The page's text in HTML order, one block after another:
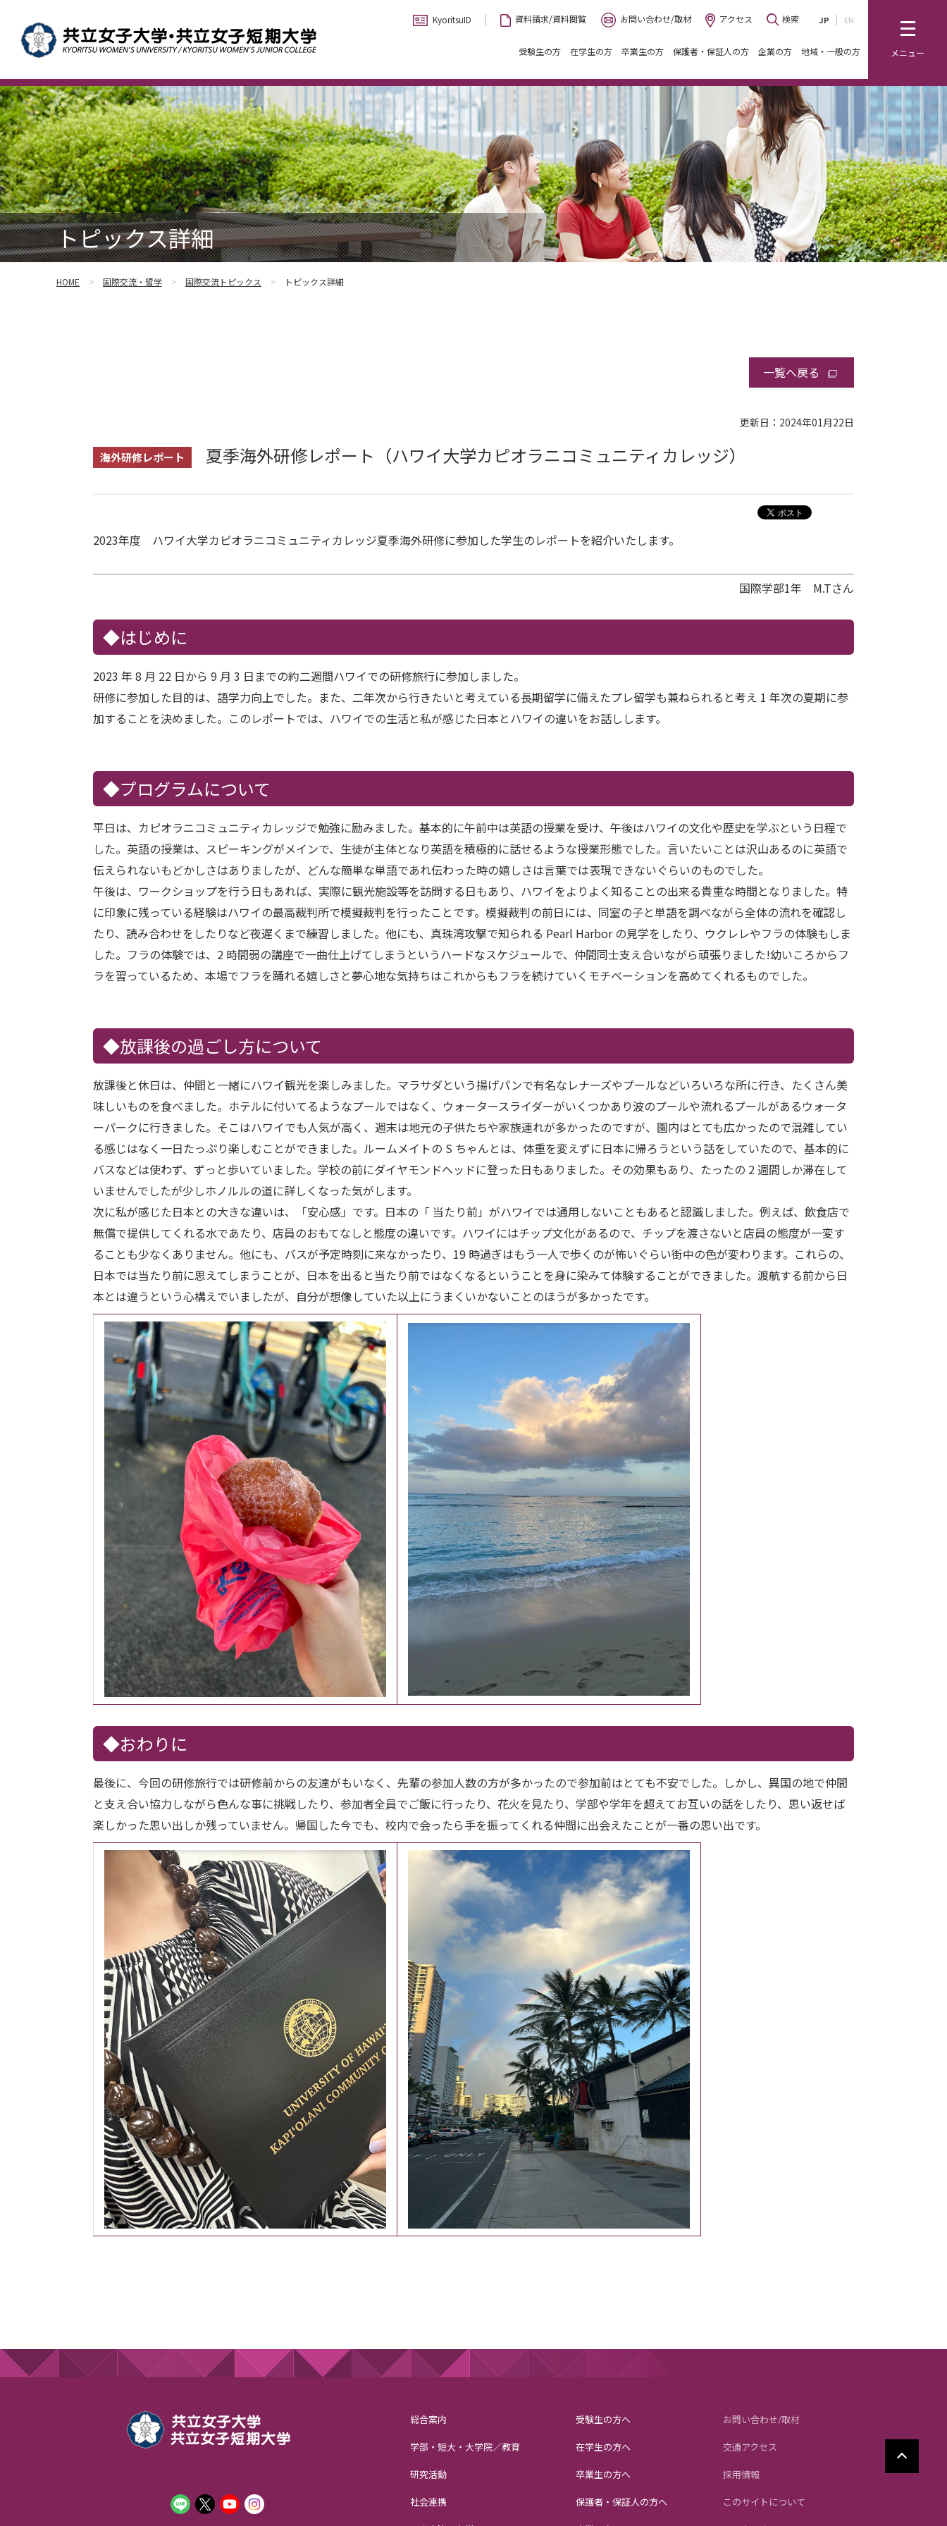
メニュー
検索 JP EN
KyoritsuID 資料請求/資料閲覧 お問い合わせ/取材 アクセス
受験生の方 在学生の方 卒業生の方 保護者・保証人の方 企業の方 地域・一般の方
トピックス詳細
HOME 国際交流・留学 国際交流トピックス トピックス詳細
一覧へ戻る
更新日：2024年01月22日
海外研修レポート 夏季海外研修レポート（ハワイ大学カピオラニコミュニティカレッジ）
2023年度 ハワイ大学カピオラニコミュニティカレッジ夏季海外研修に参加した学生のレポートを紹介いたします。
国際学部1年 M.Tさん
◆はじめに
2023 年 8 月 22 日から 9 月 3 日までの約二週間ハワイでの研修旅行に参加しました。
研修に参加した目的は、語学力向上でした。また、二年次から行きたいと考えている長期留学に備えたプレ留学も兼ねられると考え 1 年次の夏期に参
加することを決めました。このレポートでは、ハワイでの生活と私が感じた日本とハワイの違いをお話しします。
◆プログラムについて
平日は、カピオラニコミュニティカレッジで勉強に励みました。基本的に午前中は英語の授業を受け、午後はハワイの文化や歴史を学ぶという日程で
した。英語の授業は、スピーキングがメインで、生徒が主体となり英語を積極的に話せるような授業形態でした。言いたいことは沢山あるのに英語で
伝えられないもどかしさはありましたが、どんな簡単な単語であれ伝わった時の嬉しさは言葉では表現できないぐらいのものでした。
午後は、ワークショップを行う日もあれば、実際に観光施設等を訪問する日もあり、ハワイをよりよく知ることの出来る貴重な時間となりました。特
に印象に残っている経験はハワイの最高裁判所で模擬裁判を行ったことです。模擬裁判の前日には、同室の子と単語を調べながら全体の流れを確認し
たり、読み合わせをしたりなど夜遅くまで練習しました。他にも、真珠湾攻撃で知られる Pearl Harbor の見学をしたり、ウクレレやフラの体験もしま
した。フラの体験では、2 時間弱の講座で一曲仕上げてしまうというハードなスケジュールで、仲間同士支え合いながら頑張りました!幼いころからフ
ラを習っているため、本場でフラを踊れる嬉しさと夢心地な気持ちはこれからもフラを続けていくモチベーションを高めてくれるものでした。
◆放課後の過ごし方について
放課後と休日は、仲間と一緒にハワイ観光を楽しみました。マラサダという揚げパンで有名なレナーズやプールなどいろいろな所に行き、たくさん美
味しいものを食べました。ホテルに付いてるようなプールではなく、ウォータースライダーがいくつかあり波のプールや流れるプールがあるウォータ
ーパークに行きました。そこはハワイでも人気が高く、週末は地元の子供たちや家族連れが多かったのですが、園内はとても広かったので混雑してい
る感じはなく一日たっぷり楽しむことができました。ルームメイトの S ちゃんとは、体重を変えずに日本に帰ろうという話をしていたので、基本的に
バスなどは使わず、ずっと歩いていました。学校の前にダイヤモンドヘッドに登った日もありました。その効果もあり、たったの 2 週間しか滞在して
いませんでしたが少しホノルルの道に詳しくなった気がします。
次に私が感じた日本との大きな違いは、「安心感」です。日本の「 当たり前」がハワイでは通用しないこともあると認識しました。例えば、飲食店で
無償で提供してくれる水であたり、店員のおもてなしと態度の違いです。ハワイにはチップ文化があるので、チップを渡さないと店員の態度が一変す
ることも少なくありません。他にも、バスが予定時刻に来なかったり、19 時過ぎはもう一人で歩くのが怖いぐらい街中の色が変わります。これらの、
日本では当たり前に思えてしまうことが、日本を出ると当たり前ではなくなるということを身に染みて体験することができました。渡航する前から日
本とは違うという心構えでいましたが、自分が想像していた以上にうまくいかないことのほうが多かったです。
◆おわりに
最後に、今回の研修旅行では研修前からの友達がもいなく、先輩の参加人数の方が多かったので参加前はとても不安でした。しかし、異国の地で仲間
と支え合い協力しながら色んな事に挑戦したり、参加者全員でご飯に行ったり、花火を見たり、学部や学年を超えてお互いの話をしたり、思い返せば
楽しかった思い出しか残っていません。帰国した今でも、校内で会ったら手を振ってくれる仲間に出会えたことが一番の思い出です。
総合案内
学部・短大・大学院／教育
研究活動
社会連携
受験生の方へ
在学生の方へ
卒業生の方へ
保護者・保証人の方へ
お問い合わせ/取材
交通アクセス
採用情報
このサイトについて